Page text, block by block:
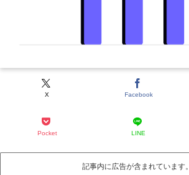
X Facebook
Pocket LINE
記事内に広告が含まれています。